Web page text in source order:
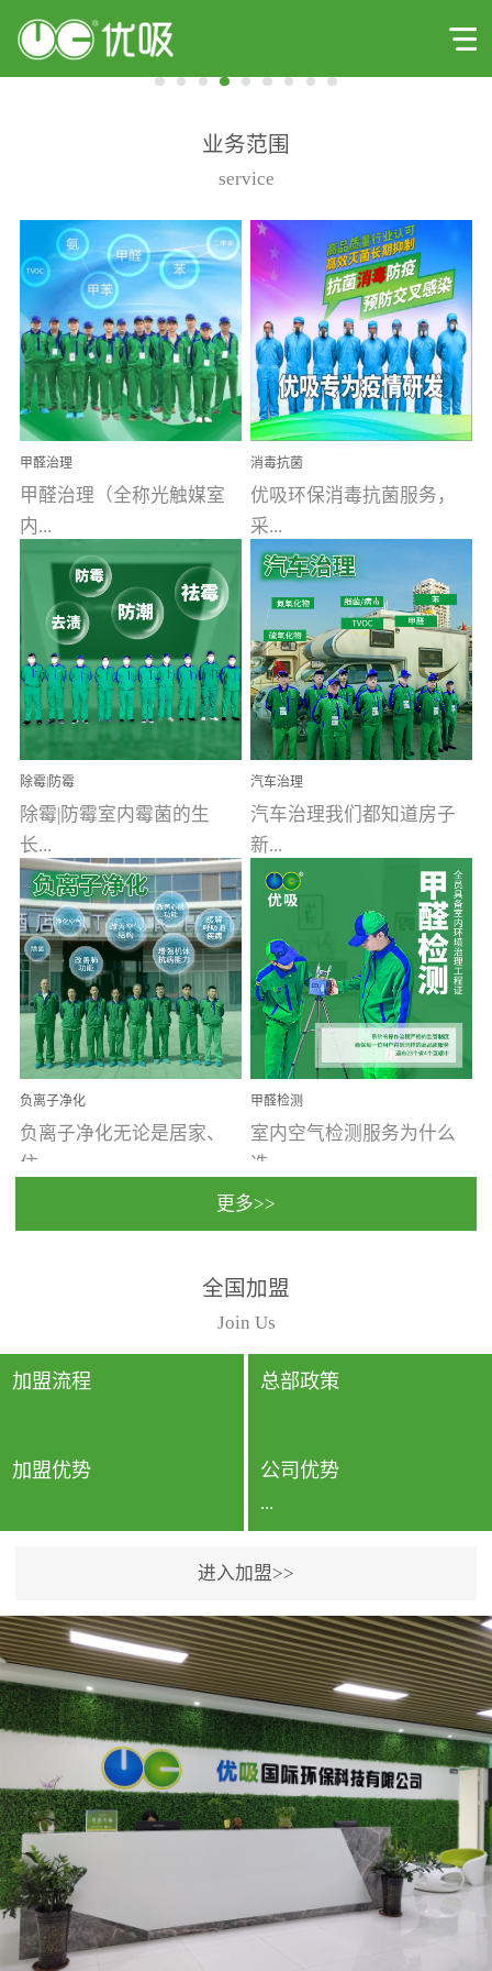
业务范围
service
甲醛治理
甲醛治理（全称光触媒室
内...
空气污染净化治理）工业
文明的进步，创造了多姿
多彩的家居产品和生活情
调，但也带来了以甲醛为
首的室内...
消毒抗菌
优吸环保消毒抗菌服务，
采...
用行业公认奥维牌消毒
液，具备杀死人体冠状病
毒的功效，杀菌率
99.99%。相对于传统消毒
液来说，无...
除霉|防霉
除霉|防霉室内霉菌的生
长...
受温度、湿度、基质养
分、通风四个条件影响，
温暖潮湿、营养物质多、
通风缓慢的空间最易滋生
大量霉菌的...
汽车治理
汽车治理我们都知道房子
新...
装修完会有甲醛，其实汽
车的甲醛超标问题更为严
重。汽车的空间范围小，
配件、皮具、装饰多，这
些都是汽...
负离子净化
负离子净化无论是居家、
住...
动，人类长时间停留的室
内空间都有整体消毒的需
要。因为空间内人流携带
的、空气...
甲醛检测
室内空气检测服务为什么
选...
行国家规定的标准检测方
法，空气采样量准确，检
测结果可靠，远胜于其他
检测...
更多>>
全国加盟
Join Us
加盟流程 总部政策
加盟优势 公司优势
...
专利保护优势、双甲资质
企业（“室内环境净化治理
甲级施工资质”“室内环境
污染治理资质等级证
书”）、拥有多名高级《环
境工程高级工程师》室内
空气治理资格认证的治理
人员、掌握室内空气净化
治理实用技术和五项专利
技术、八项计算机软件著
作权登记证书等。研发实
进入加盟>>